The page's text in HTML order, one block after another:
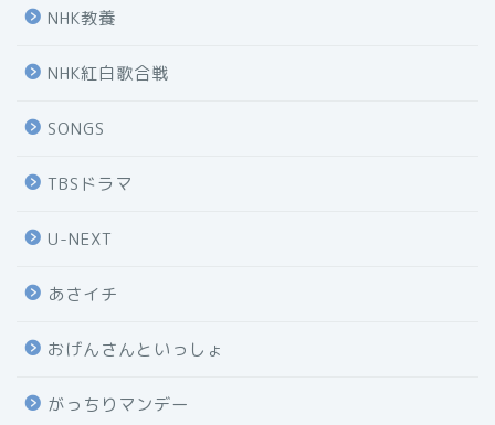
NHK教養
NHK紅白歌合戦
SONGS
TBSドラマ
U-NEXT
あさイチ
おげんさんといっしょ
がっちりマンデー